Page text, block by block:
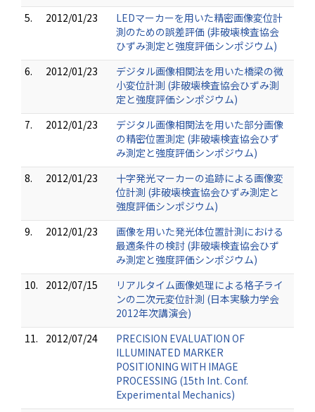
5.
2012/01/23
LEDマーカーを用いた精密画像変位計
測のための誤差評価 (非破壊検査協会
ひずみ測定と強度評価シンポジウム)
6.
2012/01/23
デジタル画像相関法を用いた橋梁の微
小変位計測 (非破壊検査協会ひずみ測
定と強度評価シンポジウム)
7.
2012/01/23
デジタル画像相関法を用いた部分画像
の精密位置測定 (非破壊検査協会ひず
み測定と強度評価シンポジウム)
8.
2012/01/23
十字発光マーカーの追跡による画像変
位計測 (非破壊検査協会ひずみ測定と
強度評価シンポジウム)
9.
2012/01/23
画像を用いた発光体位置計測における
最適条件の検討 (非破壊検査協会ひず
み測定と強度評価シンポジウム)
10.
2012/07/15
リアルタイム画像処理による格子ライ
ンの二次元変位計測 (日本実験力学会
2012年次講演会)
11.
2012/07/24
PRECISION EVALUATION OF
ILLUMINATED MARKER
POSITIONING WITH IMAGE
PROCESSING (15th Int. Conf.
Experimental Mechanics)